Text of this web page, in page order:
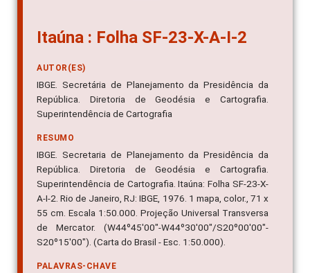
Itaúna : Folha SF-23-X-A-I-2
AUTOR(ES)
IBGE. Secretária de Planejamento da Presidência da
República. Diretoria de Geodésia e Cartografia.
Superintendência de Cartografia
RESUMO
IBGE. Secretaria de Planejamento da Presidência da
República. Diretoria de Geodésia e Cartografia.
Superintendência de Cartografia. Itaúna: Folha SF-23-X-
A-I-2. Rio de Janeiro, RJ: IBGE, 1976. 1 mapa, color., 71 x
55 cm. Escala 1:50.000. Projeção Universal Transversa
de Mercator. (W44º45'00"-W44º30'00"/S20º00'00"-
S20º15'00"). (Carta do Brasil - Esc. 1:50.000).
PALAVRAS-CHAVE